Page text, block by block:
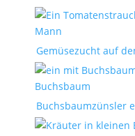
Gemüsezucht auf
Buchsbaumzünsler